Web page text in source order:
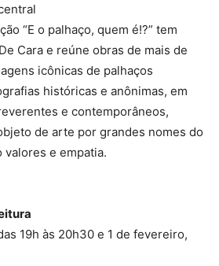
“E o palhaço, quem é!?” tem
Cara e reúne obras de mais de
icônicas de palhaços
históricas e anônimas, em
e contemporâneos,
de arte por grandes nomes do
valores e empatia.
19h às 20h30 e 1 de fevereiro,